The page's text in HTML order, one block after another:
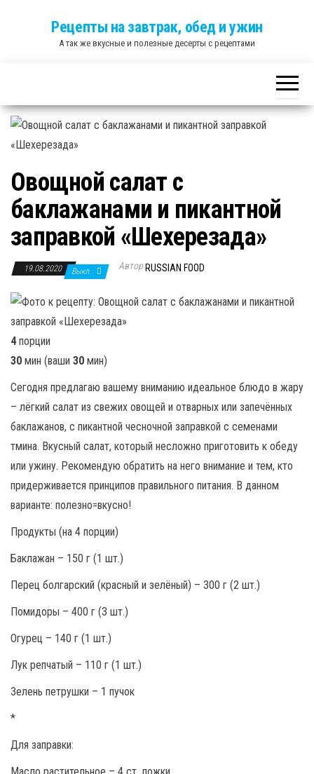
Рецепты на завтрак, обед и ужин
А так же вкусные и полезные десерты с рецептами
Овощной салат с
баклажанами и пикантной
заправкой «Шехерезада»
19.08.2020 Выкл. Автор RUSSIAN FOOD
4порции
30 мин (ваши 30 мин)
Сегодня предлагаю вашему вниманию идеальное блюдо в жару
– лёгкий салат из свежих овощей и отварных или запечённых
баклажанов, с пикантной чесночной заправкой с семенами
тмина. Вкусный салат, который несложно приготовить к обеду
или ужину. Рекомендую обратить на него внимание и тем, кто
придерживается принципов правильного питания. В данном
варианте: полезно=вкусно!
Продукты (на 4 порции)
Баклажан – 150 г (1 шт.)
Перец болгарский (красный и зелёный) – 300 г (2 шт.)
Помидоры – 400 г (3 шт.)
Огурец – 140 г (1 шт.)
Лук репчатый – 110 г (1 шт.)
Зелень петрушки – 1 пучок
*
Для заправки: